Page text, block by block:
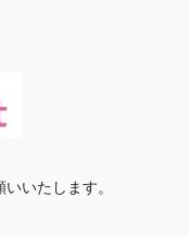
いたします。